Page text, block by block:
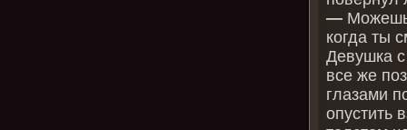
—
когда ты
Девушка с
все же
глазами
опустить